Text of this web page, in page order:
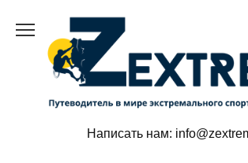
содержанию
Написать нам: